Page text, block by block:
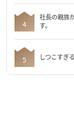
社長の親族
す。
しつこすぎ